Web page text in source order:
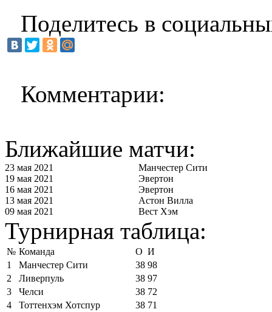
Поделитесь в
Комментарии:
Ближайшие матчи:
23 мая 2021
Манчестер Сити
19 мая 2021
Эвертон
16 мая 2021
Эвертон
13 мая 2021
Астон Вилла
09 мая 2021
Вест Хэм
Турнирная таблица:
№ Команда О И
1
Манчестер Сити 38 98
2
Ливерпуль 38 97
3
Челси 38 72
4
Тоттенхэм Хотспур 38 71